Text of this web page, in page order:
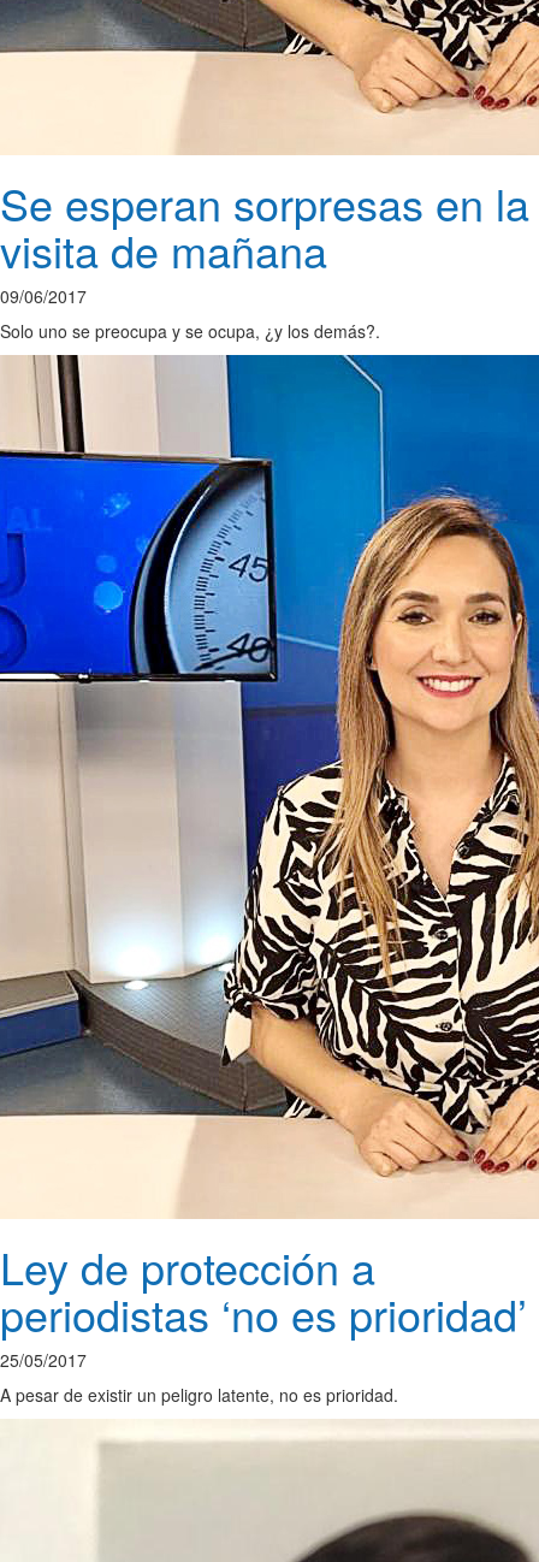
Se esperan sorpresas en la
visita de mañana
09/06/2017
Solo uno se preocupa y se ocupa, ¿y los demás?.
Ley de protección a
periodistas ‘no es prioridad’
25/05/2017
A pesar de existir un peligro latente, no es prioridad.